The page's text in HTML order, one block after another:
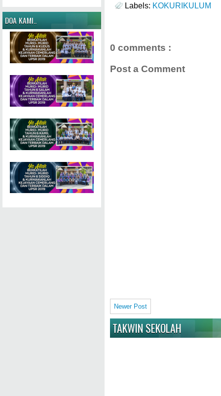
Labels: KOKURIKULUM
0 comments :
Post a Comment
Newer Post
TAKWIN SEKOLAH
DOA KAMI..